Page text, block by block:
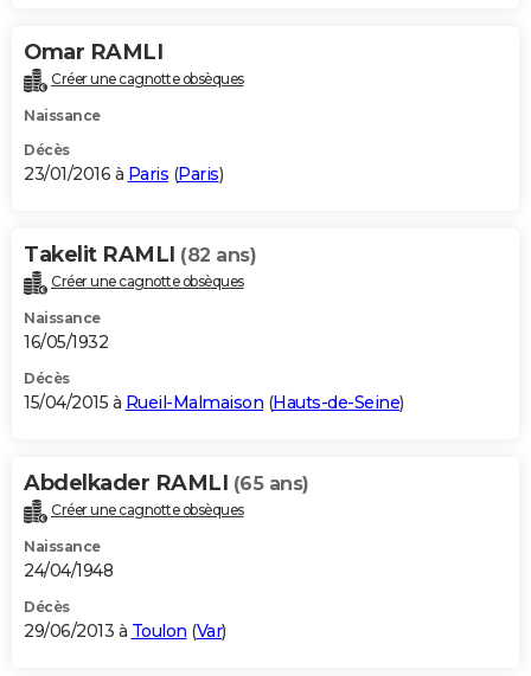
Omar RAMLI
Créer une cagnotte obsèques
Naissance
Décès
23/01/2016 à Paris (Paris)
Takelit RAMLI (82 ans)
Créer une cagnotte obsèques
Naissance
16/05/1932
Décès
15/04/2015 à Rueil-Malmaison (Hauts-de-Seine)
Abdelkader RAMLI (65 ans)
Créer une cagnotte obsèques
Naissance
24/04/1948
Décès
29/06/2013 à Toulon (Var)